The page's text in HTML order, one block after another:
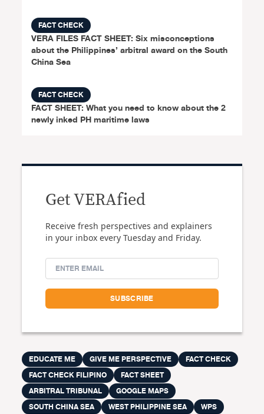
FACT CHECK
VERA FILES FACT SHEET: Six misconceptions
about the Philippines’ arbitral award on the South
China Sea
FACT CHECK
FACT SHEET: What you need to know about the 2
newly inked PH maritime laws
Get VERAfied
Receive fresh perspectives and explainers
in your inbox every Tuesday and Friday.
EDUCATE ME GIVE ME PERSPECTIVE
FACT CHECK
FACT CHECK FILIPINO
FACT SHEET
ARBITRAL TRIBUNAL
GOOGLE MAPS
SOUTH CHINA SEA
WEST PHILIPPINE SEA WPS